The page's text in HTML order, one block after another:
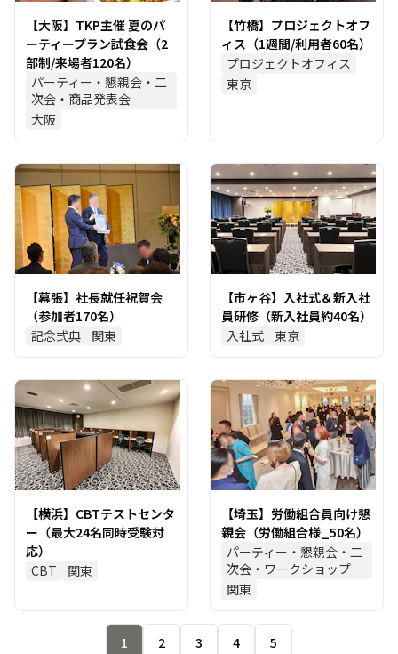
【大阪】TKP主催 夏のパ
ーティープラン試食会（2
部制/来場者120名）
パーティー・懇親会・二
次会・商品発表会
大阪
【竹橋】プロジェクトオフ
ィス（1週間/利用者60名）
プロジェクトオフィス
東京
【幕張】社長就任祝賀会
（参加者170名）
記念式典
関東
【市ヶ谷】入社式＆新入社
員研修（新入社員約40名）
入社式 東京
【横浜】CBTテストセンタ
ー（最大24名同時受験対
応）
CBT
関東
【埼玉】労働組合員向け懇
親会（労働組合様_50名）
パーティー・懇親会・二
次会・ワークショップ
関東
1 2 3 4 5